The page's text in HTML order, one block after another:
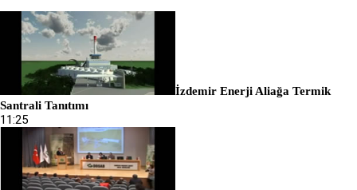
İzdemir Enerji Aliağa Termik
Santrali Tanıtımı
11:25